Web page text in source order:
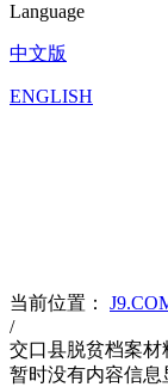
Language
中文版
ENGLISH
当前位置：
/
交口县脱贫档案材
暂时没有内容信息